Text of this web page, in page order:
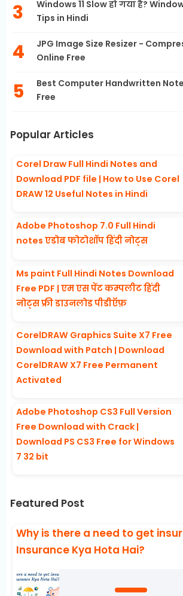
Windows 11 Slow हो गया है?
Tips in Hindi
JPG Image Size Resizer -
Online Free
Best Computer Handwritten
Free
Popular Articles
Corel Draw Full Hindi Notes and
Download PDF file | How to Use Corel
DRAW 12 Useful Notes in Hindi
Adobe Photoshop 7.0 Full Hindi
notes एडोब फोटोशॉप हिंदी नोट्स
Ms paint Full Hindi Notes Download
Free PDF | एम एस पेंट कम्पलीट हिंदी
नोट्स फ्री डाउनलोड पीडीऍफ़
CorelDRAW Graphics Suite X7 Free
Download with Patch | Download
CorelDRAW X7 Free Permanent
Activated
Adobe Photoshop CS3 Full Version
Free Download with Crack |
Download PS CS3 Free for Windows
7 32 bit
Featured Post
Why is there a need to get
Insurance Kya Hota Hai?